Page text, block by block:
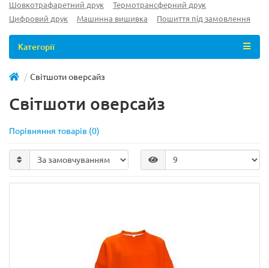
Шовкотрафаретний друк
Термотрансферний друк
Цифровий друк
Машинна вишивка Пошиття під замовлення
Категорії
Світшоти оверсайз
Світшоти оверсайз
Порівняння товарів (0)